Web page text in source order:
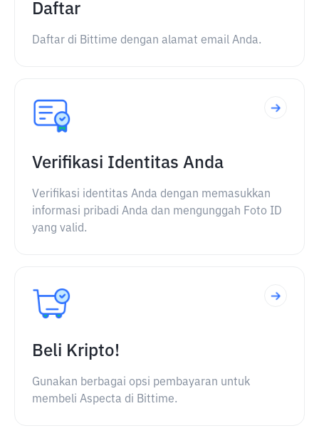
Daftar
Daftar di Bittime dengan alamat email Anda.
Verifikasi Identitas Anda
Verifikasi identitas Anda dengan memasukkan
informasi pribadi Anda dan mengunggah Foto ID
yang valid.
Beli Kripto!
Gunakan berbagai opsi pembayaran untuk
membeli Aspecta di Bittime.